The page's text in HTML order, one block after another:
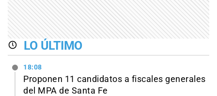
LO ÚLTIMO
18:08
Proponen 11 candidatos a fiscales generales
del MPA de Santa Fe